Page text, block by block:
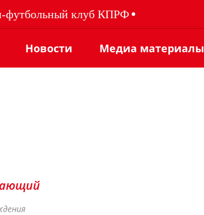
клуб КПРФ
Новости Медиа материалы